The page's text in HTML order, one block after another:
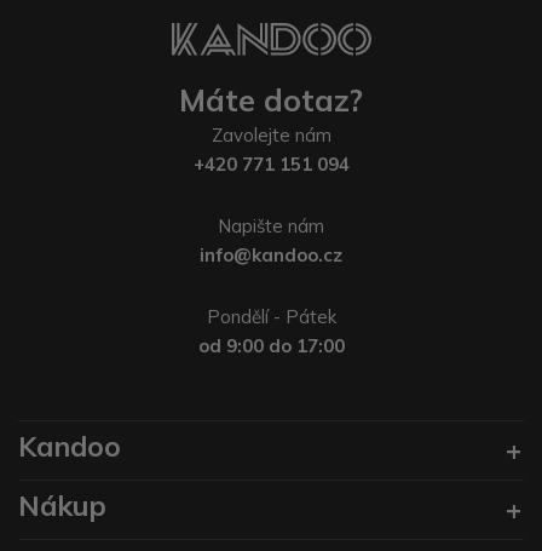
Máte dotaz?
Zavolejte nám
+420 771 151 094
Napište nám
info@kandoo.cz
Pondělí - Pátek
od 9:00 do 17:00
Kandoo
Nákup